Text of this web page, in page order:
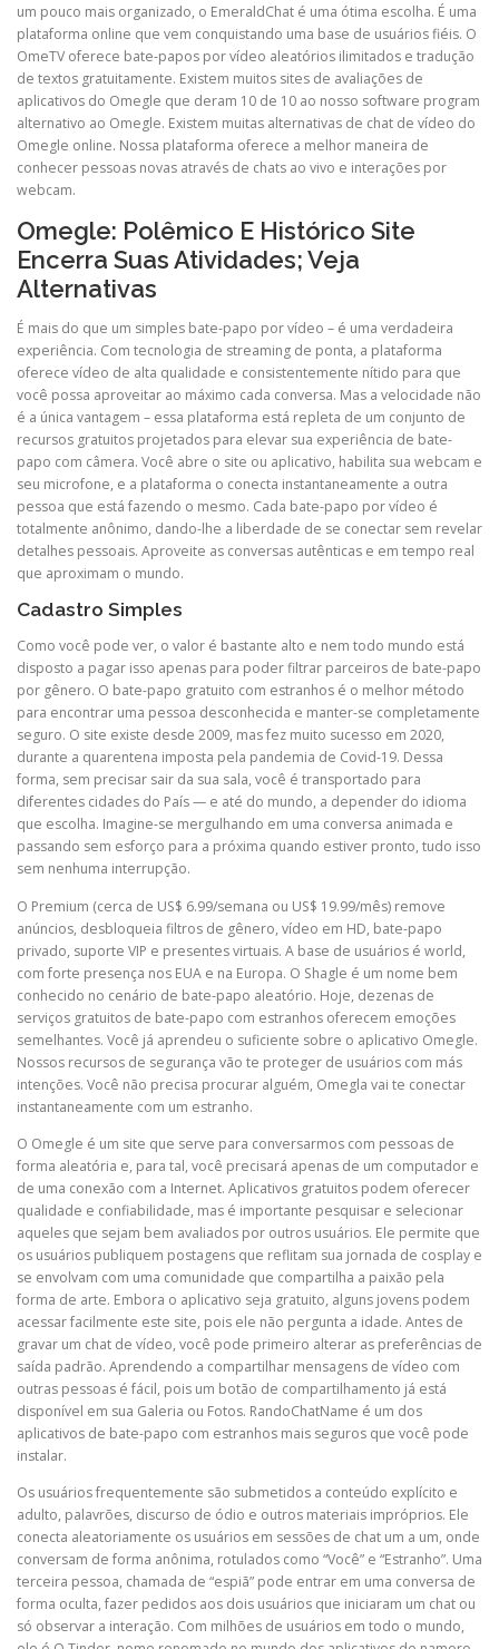
um pouco mais organizado, o EmeraldChat é uma ótima escolha. É uma
plataforma online que vem conquistando uma base de usuários fiéis. O
OmeTV oferece bate-papos por vídeo aleatórios ilimitados e tradução
de textos gratuitamente. Existem muitos sites de avaliações de
aplicativos do Omegle que deram 10 de 10 ao nosso software program
alternativo ao Omegle. Existem muitas alternativas de chat de vídeo do
Omegle online. Nossa plataforma oferece a melhor maneira de
conhecer pessoas novas através de chats ao vivo e interações por
webcam.
Omegle: Polêmico E Histórico Site
Encerra Suas Atividades; Veja
Alternativas
É mais do que um simples bate-papo por vídeo – é uma verdadeira
experiência. Com tecnologia de streaming de ponta, a plataforma
oferece vídeo de alta qualidade e consistentemente nítido para que
você possa aproveitar ao máximo cada conversa. Mas a velocidade não
é a única vantagem – essa plataforma está repleta de um conjunto de
recursos gratuitos projetados para elevar sua experiência de bate-
papo com câmera. Você abre o site ou aplicativo, habilita sua webcam e
seu microfone, e a plataforma o conecta instantaneamente a outra
pessoa que está fazendo o mesmo. Cada bate-papo por vídeo é
totalmente anônimo, dando-lhe a liberdade de se conectar sem revelar
detalhes pessoais. Aproveite as conversas autênticas e em tempo real
que aproximam o mundo.
Cadastro Simples
Como você pode ver, o valor é bastante alto e nem todo mundo está
disposto a pagar isso apenas para poder filtrar parceiros de bate-papo
por gênero. O bate-papo gratuito com estranhos é o melhor método
para encontrar uma pessoa desconhecida e manter-se completamente
seguro. O site existe desde 2009, mas fez muito sucesso em 2020,
durante a quarentena imposta pela pandemia de Covid-19. Dessa
forma, sem precisar sair da sua sala, você é transportado para
diferentes cidades do País — e até do mundo, a depender do idioma
que escolha. Imagine-se mergulhando em uma conversa animada e
passando sem esforço para a próxima quando estiver pronto, tudo isso
sem nenhuma interrupção.
O Premium (cerca de US$ 6.99/semana ou US$ 19.99/mês) remove
anúncios, desbloqueia filtros de gênero, vídeo em HD, bate-papo
privado, suporte VIP e presentes virtuais. A base de usuários é world,
com forte presença nos EUA e na Europa. O Shagle é um nome bem
conhecido no cenário de bate-papo aleatório. Hoje, dezenas de
serviços gratuitos de bate-papo com estranhos oferecem emoções
semelhantes. Você já aprendeu o suficiente sobre o aplicativo Omegle.
Nossos recursos de segurança vão te proteger de usuários com más
intenções. Você não precisa procurar alguém, Omegla vai te conectar
instantaneamente com um estranho.
O Omegle é um site que serve para conversarmos com pessoas de
forma aleatória e, para tal, você precisará apenas de um computador e
de uma conexão com a Internet. Aplicativos gratuitos podem oferecer
qualidade e confiabilidade, mas é importante pesquisar e selecionar
aqueles que sejam bem avaliados por outros usuários. Ele permite que
os usuários publiquem postagens que reflitam sua jornada de cosplay e
se envolvam com uma comunidade que compartilha a paixão pela
forma de arte. Embora o aplicativo seja gratuito, alguns jovens podem
acessar facilmente este site, pois ele não pergunta a idade. Antes de
gravar um chat de vídeo, você pode primeiro alterar as preferências de
saída padrão. Aprendendo a compartilhar mensagens de vídeo com
outras pessoas é fácil, pois um botão de compartilhamento já está
disponível em sua Galeria ou Fotos. RandoChatName é um dos
aplicativos de bate-papo com estranhos mais seguros que você pode
instalar.
Os usuários frequentemente são submetidos a conteúdo explícito e
adulto, palavrões, discurso de ódio e outros materiais impróprios. Ele
conecta aleatoriamente os usuários em sessões de chat um a um, onde
conversam de forma anônima, rotulados como “Você” e “Estranho”. Uma
terceira pessoa, chamada de “espiã” pode entrar em uma conversa de
forma oculta, fazer pedidos aos dois usuários que iniciaram um chat ou
só observar a interação. Com milhões de usuários em todo o mundo,